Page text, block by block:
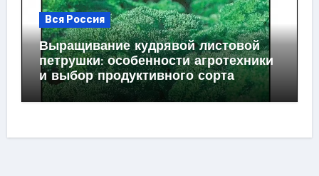
Вся Россия
Выращивание кудрявой листовой
петрушки: особенности агротехники
и выбор продуктивного сорта